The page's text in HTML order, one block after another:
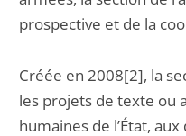
prospective et de la
Créée en 2008[2], la
les projets de texte ou
humaines de l’État,